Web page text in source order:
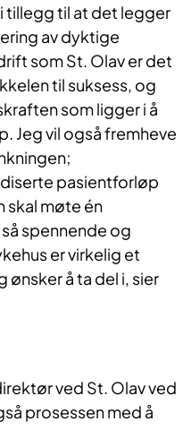
tillegg til at det legger
av dyktige
som St. Olav er det
til suksess, og
som ligger i å
Jeg vil også fremheve
pasientforløp
skal møte én
spennende og
er virkelig et
å ta del i, sier
ved St. Olav ved
prosessen med å